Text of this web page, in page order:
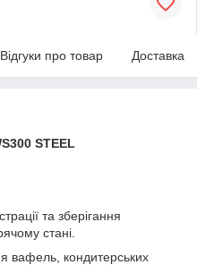
Відгуки про товар Доставка
STEEL
та зберігання
стані.
вафель, кондитерських